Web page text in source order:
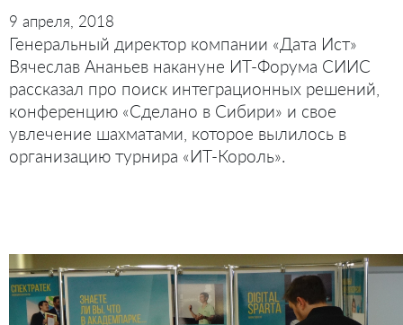
9 апреля, 2018
Генеральный директор компании «Дата Ист»
Вячеслав Ананьев накануне ИТ-Форума СИИС
рассказал про поиск интеграционных решений,
конференцию «Сделано в Сибири» и свое
увлечение шахматами, которое вылилось в
организацию турнира «ИТ-Король».